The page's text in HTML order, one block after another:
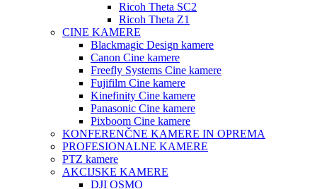
Ricoh Theta SC2
Ricoh Theta Z1
CINE KAMERE
Blackmagic Design kamere
Canon Cine kamere
Freefly Systems Cine kamere
Fujifilm Cine kamere
Kinefinity Cine kamere
Panasonic Cine kamere
Pixboom Cine kamere
KONFERENČNE KAMERE IN OPREMA
PROFESIONALNE KAMERE
PTZ kamere
AKCIJSKE KAMERE
DJI OSMO